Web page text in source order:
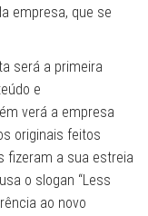
empresa, que se
será a primeira
e
verá a empresa
originais feitos
fizeram a sua estreia
o slogan “Less
ao novo